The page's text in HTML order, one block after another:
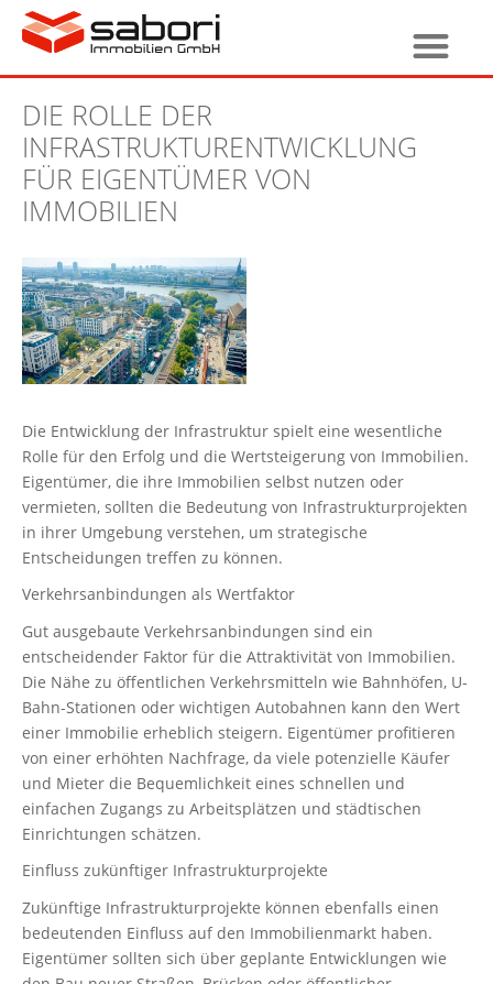
DIE ROLLE DER
INFRASTRUKTURENTWICKLUNG
FÜR EIGENTÜMER VON
IMMOBILIEN
Die Entwicklung der Infrastruktur spielt eine wesentliche
Rolle für den Erfolg und die Wertsteigerung von Immobilien.
Eigentümer, die ihre Immobilien selbst nutzen oder
vermieten, sollten die Bedeutung von Infrastrukturprojekten
in ihrer Umgebung verstehen, um strategische
Entscheidungen treffen zu können.
Verkehrsanbindungen als Wertfaktor
Gut ausgebaute Verkehrsanbindungen sind ein
entscheidender Faktor für die Attraktivität von Immobilien.
Die Nähe zu öffentlichen Verkehrsmitteln wie Bahnhöfen, U-
Bahn-Stationen oder wichtigen Autobahnen kann den Wert
einer Immobilie erheblich steigern. Eigentümer profitieren
von einer erhöhten Nachfrage, da viele potenzielle Käufer
und Mieter die Bequemlichkeit eines schnellen und
einfachen Zugangs zu Arbeitsplätzen und städtischen
Einrichtungen schätzen.
Einfluss zukünftiger Infrastrukturprojekte
Zukünftige Infrastrukturprojekte können ebenfalls einen
bedeutenden Einfluss auf den Immobilienmarkt haben.
Eigentümer sollten sich über geplante Entwicklungen wie